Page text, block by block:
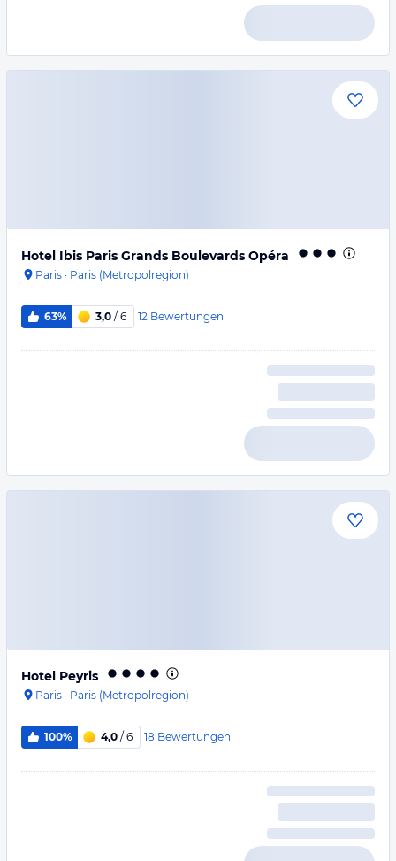
Hotel Ibis Paris Grands Boulevards Opéra
Paris · Paris (Metropolregion)
63% 3,0 / 6 12 Bewertungen
Hotel Peyris
Paris · Paris (Metropolregion)
100% 4,0 / 6 18 Bewertungen